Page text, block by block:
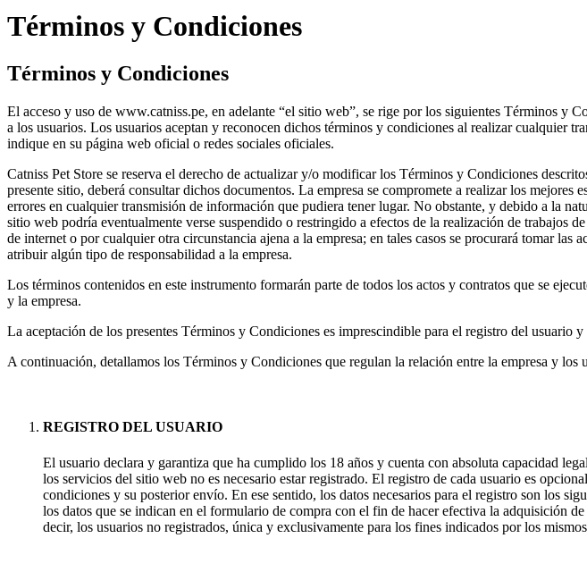
Términos y Condiciones
Términos y Condiciones
El acceso y uso de www.catniss.pe, en adelante “el sitio web”, se rige por los siguientes Términos y
a los usuarios. Los usuarios aceptan y reconocen dichos términos y condiciones al realizar cualquier
indique en su página web oficial o redes sociales oficiales.
Catniss Pet Store se reserva el derecho de actualizar y/o modificar los Términos y Condiciones
presente sitio, deberá consultar dichos documentos. La empresa se compromete a realizar los
errores en cualquier transmisión de información que pudiera tener lugar. No obstante, y debido a la
sitio web podría eventualmente verse suspendido o restringido a efectos de la realización de trabajos
de internet o por cualquier otra circunstancia ajena a la empresa; en tales casos se procurará tomar
atribuir algún tipo de responsabilidad a la empresa.
Los términos contenidos en este instrumento formarán parte de todos los actos y contratos que se
y la empresa.
La aceptación de los presentes Términos y Condiciones es imprescindible para el registro del
A continuación, detallamos los Términos y Condiciones que regulan la relación entre la empresa y los
REGISTRO DEL USUARIO
El usuario declara y garantiza que ha cumplido los 18 años y cuenta con absoluta capacidad
los servicios del sitio web no es necesario estar registrado. El registro de cada usuario es
condiciones y su posterior envío. En ese sentido, los datos necesarios para el registro son los
los datos que se indican en el formulario de compra con el fin de hacer efectiva la adquisición
decir, los usuarios no registrados, única y exclusivamente para los fines indicados por los